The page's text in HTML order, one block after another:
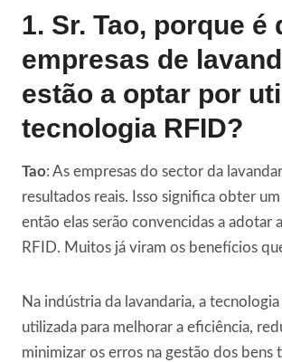
1. Sr. Tao, porque é
empresas de
estão a optar por
tecnologia RFID?
Tao: As empresas do sector da
resultados reais. Isso significa obter
então elas serão convencidas a adotar
RFID. Muitos já viram os benefícios
Na indústria da lavandaria, a
utilizada para melhorar a eficiência,
minimizar os erros na gestão dos bens